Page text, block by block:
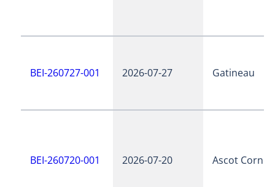
BEI-260727-001 2026-07-27 Gatineau
BEI-260720-001 2026-07-20 Ascot Corner